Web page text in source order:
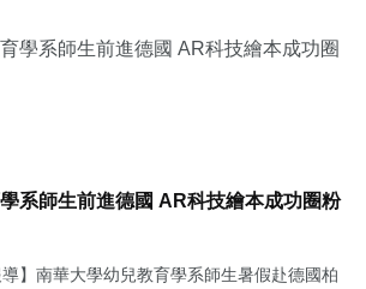
系師生前進德國 AR科技繪本成功圈粉
導】南華大學幼兒教育學系師生暑假赴德國柏